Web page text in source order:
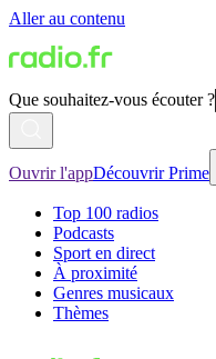
Aller au contenu
Que souhaitez-vous écouter ?
Ouvrir l'appDécouvrir Prime
Top 100 radios
Podcasts
Sport en direct
À proximité
Genres musicaux
Thèmes